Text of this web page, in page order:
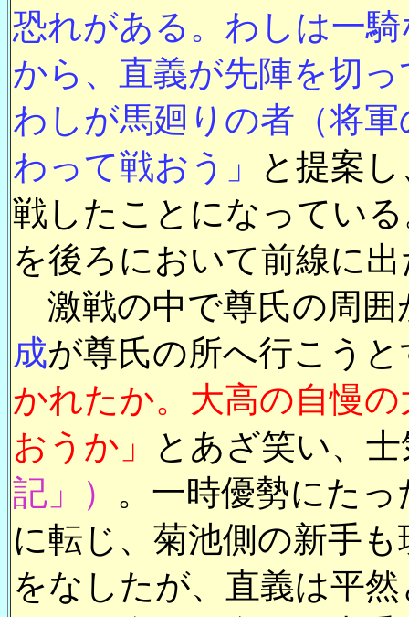
恐れがある。わしは一
から、直義が先陣を切
わしが馬廻りの者（将
わって戦おう」
と提案
戦したことになっている
を後ろにおいて前線に
激戦の中で尊氏の周囲
成が尊氏の所へ行こう
かれたか。大高の自慢
おうか」
とあざ笑い、
記」） 。一時優勢にた
に転じ、菊池側の新手
をなしたが、直義は平